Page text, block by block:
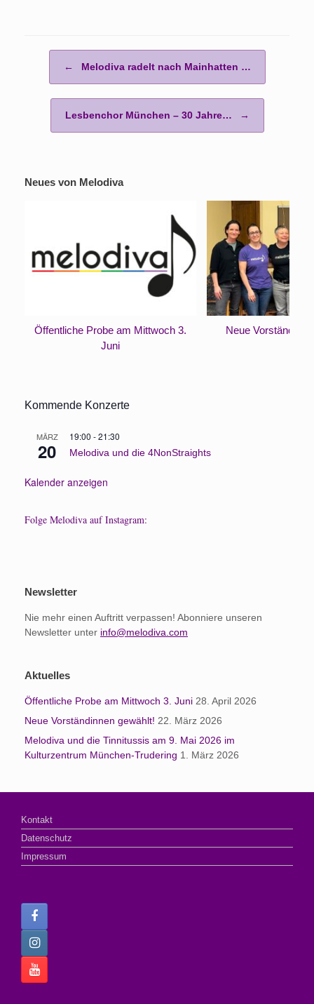
← Melodiva radelt nach Mainhatten …
Lesbenchor München – 30 Jahre… →
Neues von Melodiva
Öffentliche Probe am Mittwoch 3.
Juni
Neue
Kommende Konzerte
MÄRZ
20
19:00 -21:30
Melodiva und die 4NonStraights
Kalender anzeigen
Folge Melodiva auf Instagram:
Newsletter
Nie mehr einen Auftritt verpassen! Abonniere unseren
Newsletter unter info@melodiva.com
Aktuelles
Öffentliche Probe am Mittwoch 3. Juni 28. April 2026
Neue Vorständinnen gewählt! 22. März 2026
Melodiva und die Tinnitussis am 9. Mai 2026 im
Kulturzentrum München-Trudering 1. März 2026
Kontakt
Datenschutz
Impressum